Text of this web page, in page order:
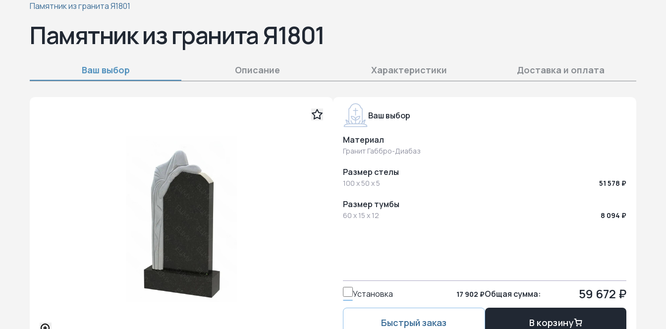
Памятник из гранита Я1801
Памятник из гранита Я1801
Ваш выбор Описание Характеристики Доставка и оплата
Ваш выбор
Материал
Гранит Габбро-Диабаз
Размер стелы
100 x 50 x 5 51 578 ₽
Размер тумбы
60 x 15 x 12 8 094 ₽
Установка 17 902 ₽Общая сумма: 59 672 ₽
Быстрый заказ В корзину